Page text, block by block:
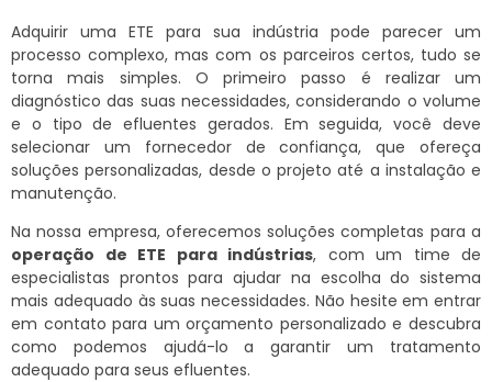
Adquirir uma ETE para sua indústria pode parecer um
processo complexo, mas com os parceiros certos, tudo se
torna mais simples. O primeiro passo é realizar um
diagnóstico das suas necessidades, considerando o volume
e o tipo de efluentes gerados. Em seguida, você deve
selecionar um fornecedor de confiança, que ofereça
soluções personalizadas, desde o projeto até a instalação e
manutenção.
Na nossa empresa, oferecemos soluções completas para a
operação de ETE para indústrias, com um time de
especialistas prontos para ajudar na escolha do sistema
mais adequado às suas necessidades. Não hesite em entrar
em contato para um orçamento personalizado e descubra
como podemos ajudá-lo a garantir um tratamento
adequado para seus efluentes.